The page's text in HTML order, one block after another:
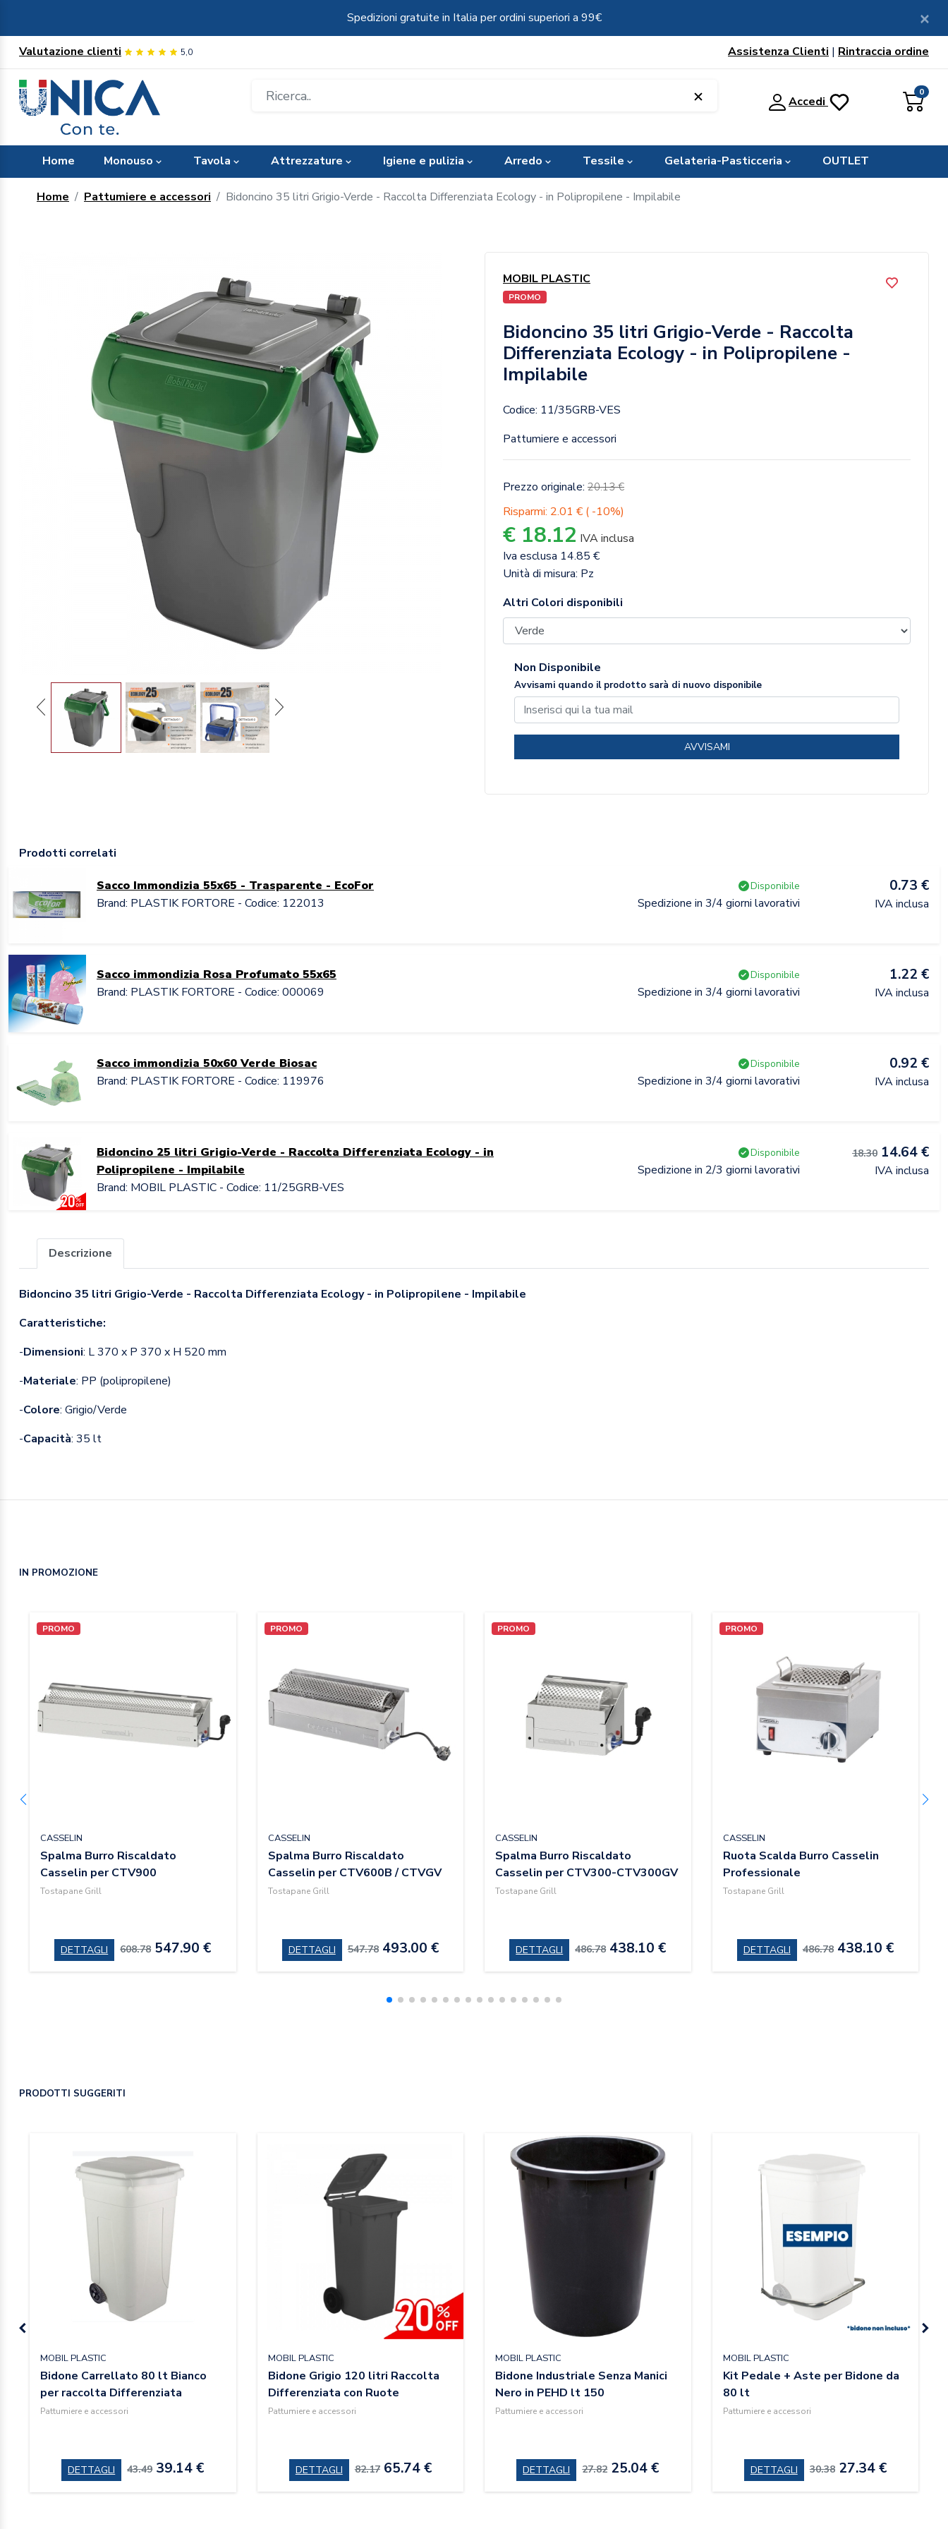
Spedizioni gratuite in Italia per ordini superiori a 99€
Valutazione clienti 5,0 Assistenza Clienti | Rintraccia ordine
0
Accedi
Home Monouso Tavola Attrezzature Igiene e pulizia Arredo Tessile Gelateria-Pasticceria OUTLET
Home Pattumiere e accessori Bidoncino 35 litri Grigio-Verde - Raccolta Differenziata Ecology - in Polipropilene - Impilabile
MOBIL PLASTIC
PROMO
Bidoncino 35 litri Grigio-Verde - Raccolta
Differenziata Ecology - in Polipropilene -
Impilabile
Codice: 11/35GRB-VES
Pattumiere e accessori
Prezzo originale: 20.13 €
Risparmi: 2.01 € ( -10%)
€ 18.12 IVA inclusa
Iva esclusa 14.85 €
Unità di misura: Pz
Altri Colori disponibili
Non Disponibile
Avvisami quando il prodotto sarà di nuovo disponibile
AVVISAMI
Prodotti correlati
Sacco Immondizia 55x65 - Trasparente - EcoFor
Brand: PLASTIK FORTORE - Codice: 122013
Disponibile
Spedizione in 3/4 giorni lavorativi
0.73 €
IVA inclusa
Sacco immondizia Rosa Profumato 55x65
Brand: PLASTIK FORTORE - Codice: 000069
Disponibile
Spedizione in 3/4 giorni lavorativi
1.22 €
IVA inclusa
Sacco immondizia 50x60 Verde Biosac
Brand: PLASTIK FORTORE - Codice: 119976
Disponibile
Spedizione in 3/4 giorni lavorativi
0.92 €
IVA inclusa
Bidoncino 25 litri Grigio-Verde - Raccolta Differenziata Ecology - in
Polipropilene - Impilabile
Brand: MOBIL PLASTIC - Codice: 11/25GRB-VES
Disponibile
Spedizione in 2/3 giorni lavorativi
18.3014.64 €
IVA inclusa
Descrizione
Bidoncino 35 litri Grigio-Verde - Raccolta Differenziata Ecology - in Polipropilene - Impilabile
Caratteristiche:
-Dimensioni: L 370 x P 370 x H 520 mm
-Materiale: PP (polipropilene)
-Colore: Grigio/Verde
-Capacità: 35 lt
IN PROMOZIONE
PROMO
CASSELIN
Spalma Burro Riscaldato
Casselin per CTV900
Tostapane Grill
DETTAGLI 608.78547.90 €
PROMO
CASSELIN
Spalma Burro Riscaldato
Casselin per CTV600B / CTVGV
Tostapane Grill
DETTAGLI 547.78493.00 €
PROMO
CASSELIN
Spalma Burro Riscaldato
Casselin per CTV300-CTV300GV
Tostapane Grill
DETTAGLI 486.78438.10 €
PROMO
CASSELIN
Ruota Scalda Burro Casselin
Professionale
Tostapane Grill
DETTAGLI 486.78438.10 €
PRODOTTI SUGGERITI
MOBIL PLASTIC
Bidone Carrellato 80 lt Bianco
per raccolta Differenziata
Pattumiere e accessori
DETTAGLI 43.4939.14 €
MOBIL PLASTIC
Bidone Grigio 120 litri Raccolta
Differenziata con Ruote
Pattumiere e accessori
DETTAGLI 82.1765.74 €
MOBIL PLASTIC
Bidone Industriale Senza Manici
Nero in PEHD lt 150
Pattumiere e accessori
DETTAGLI 27.8225.04 €
MOBIL PLASTIC
Kit Pedale + Aste per Bidone da
80 lt
Pattumiere e accessori
DETTAGLI 30.3827.34 €